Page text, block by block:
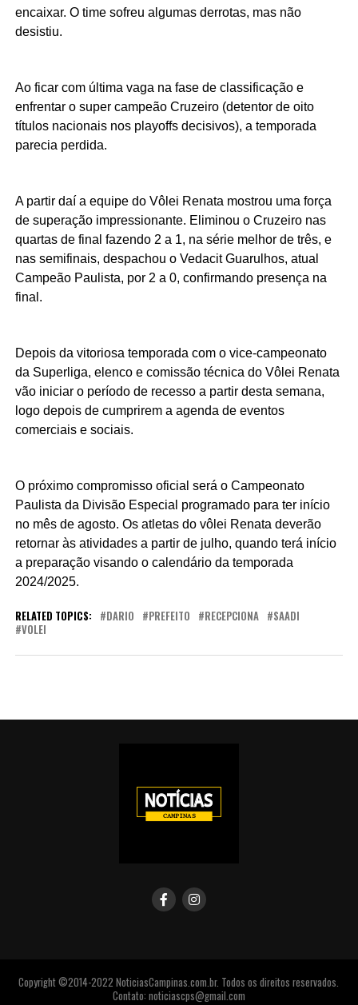
encaixar. O time sofreu algumas derrotas, mas não
desistiu.
Ao ficar com última vaga na fase de classificação e
enfrentar o super campeão Cruzeiro (detentor de oito
títulos nacionais nos playoffs decisivos), a temporada
parecia perdida.
A partir daí a equipe do Vôlei Renata mostrou uma força
de superação impressionante. Eliminou o Cruzeiro nas
quartas de final fazendo 2 a 1, na série melhor de três, e
nas semifinais, despachou o Vedacit Guarulhos, atual
Campeão Paulista, por 2 a 0, confirmando presença na
final.
Depois da vitoriosa temporada com o vice-campeonato
da Superliga, elenco e comissão técnica do Vôlei Renata
vão iniciar o período de recesso a partir desta semana,
logo depois de cumprirem a agenda de eventos
comerciais e sociais.
O próximo compromisso oficial será o Campeonato
Paulista da Divisão Especial programado para ter início
no mês de agosto. Os atletas do vôlei Renata deverão
retornar às atividades a partir de julho, quando terá início
a preparação visando o calendário da temporada
2024/2025.
RELATED TOPICS: DARIO PREFEITO RECEPCIONA
SAADI
VOLEI
Copyright ©2014-2022 NoticiasCampinas.com.br. Todos os direitos reservados.
Contato: noticiascps@gmail.com